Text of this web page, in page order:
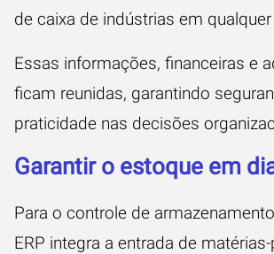
de caixa de indústrias em
Essas informações, financeiras e
ficam reunidas, garantindo
praticidade nas decisões
Garantir o estoque em
Para o controle de
ERP integra a entrada de